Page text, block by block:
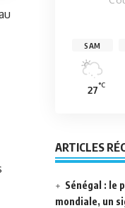
SAM
27°C
ARTICLES
Sénégal : le
mondiale, un